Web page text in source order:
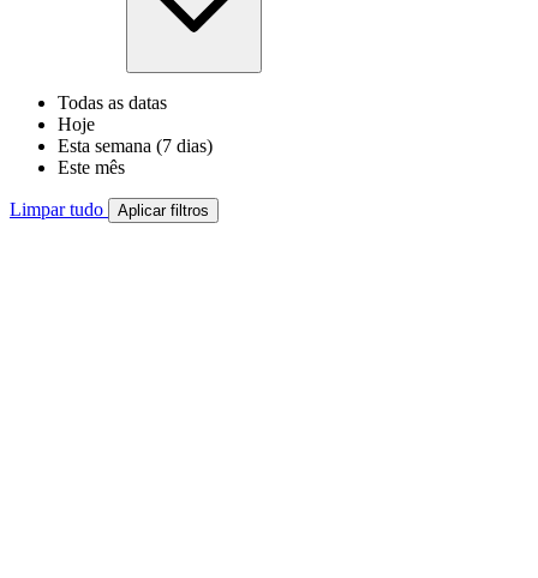
Todas as datas
Hoje
Esta semana (7 dias)
Este mês
Limpar tudo Aplicar filtros